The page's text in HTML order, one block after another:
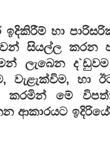
ඉදිකිරීම් හා
සියල්ල කරන
ලැබෙන
වැළැක්විම, හා
කරමින් මේ
ආකාරයට